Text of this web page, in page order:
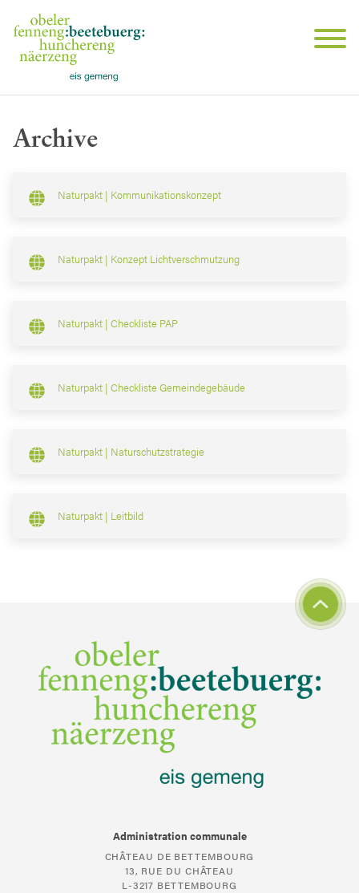
Archive
Naturpakt | Kommunikationskonzept
Naturpakt | Konzept Lichtverschmutzung
Naturpakt | Checkliste PAP
Naturpakt | Checkliste Gemeindegebäude
Naturpakt | Naturschutzstrategie
Naturpakt | Leitbild
Administration communale
CHÂTEAU DE BETTEMBOURG
13, RUE DU CHÂTEAU
L-3217 BETTEMBOURG